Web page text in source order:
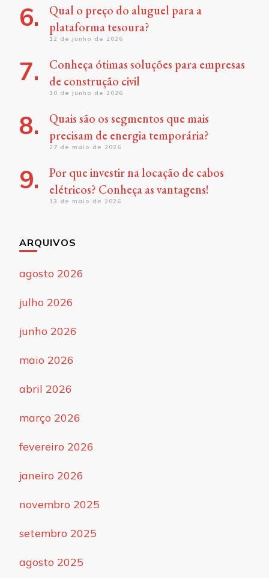
Qual o preço do aluguel para a
plataforma tesoura?
12 de junho de 2026
Conheça ótimas soluções para empresas
de construção civil
10 de junho de 2026
Quais são os segmentos que mais
precisam de energia temporária?
27 de maio de 2026
Por que investir na locação de cabos
elétricos? Conheça as vantagens!
13 de maio de 2026
ARQUIVOS
agosto 2026
julho 2026
junho 2026
maio 2026
abril 2026
março 2026
fevereiro 2026
janeiro 2026
novembro 2025
setembro 2025
agosto 2025